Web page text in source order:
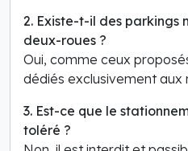
2. Existe-t-il des parkings
deux-roues ?
Oui, comme ceux
dédiés exclusivement
3. Est-ce que le
toléré ?